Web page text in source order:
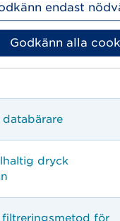
lampa
databärare
dryck
filtreringsmetod för
endast
Godkänn alla